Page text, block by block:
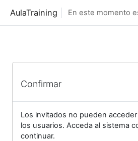
AulaTraining En este momento
Confirmar
Los invitados no pueden
los usuarios. Acceda al sistema
continuar.